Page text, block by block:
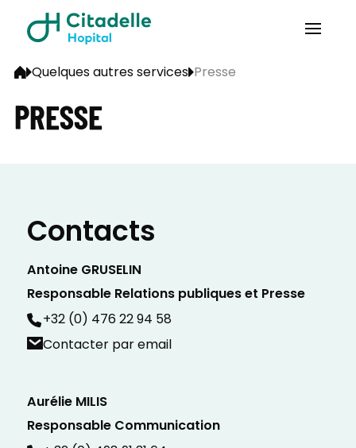
Quelques autres services Presse
PRESSE
Contacts
Antoine GRUSELIN
Responsable Relations publiques et Presse
+32 (0) 476 22 94 58
Contacter par email
Aurélie MILIS
Responsable Communication